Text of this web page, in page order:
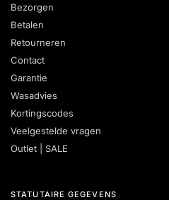
Bezorgen
Betalen
Retourneren
Contact
Garantie
Wasadvies
Kortingscodes
Veelgestelde vragen
Outlet | SALE
STATUTAIRE GEGEVENS